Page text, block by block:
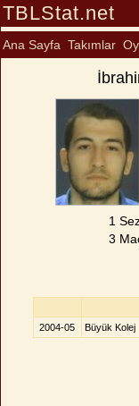
TBLStat.net
Ana Sayfa Takımlar
1
3
2004-05 Büyük Kolej